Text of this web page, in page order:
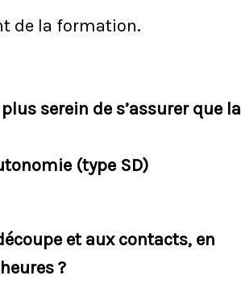
de la formation.
serein de s’assurer que la
(type SD)
et aux contacts, en
?